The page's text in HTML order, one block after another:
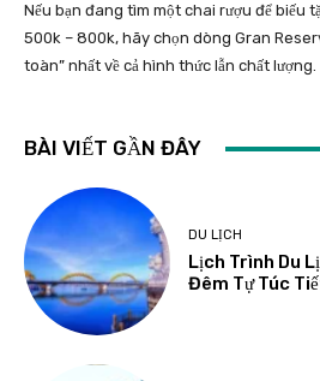
Nếu bạn đang tìm một chai rượu để biếu
500k – 800k, hãy chọn dòng Gran
toàn” nhất về cả hình thức lẫn chất lượng.
BÀI VIẾT GẦN ĐÂY
DU LỊCH
Lịch Trình Du
Đêm Tự Túc